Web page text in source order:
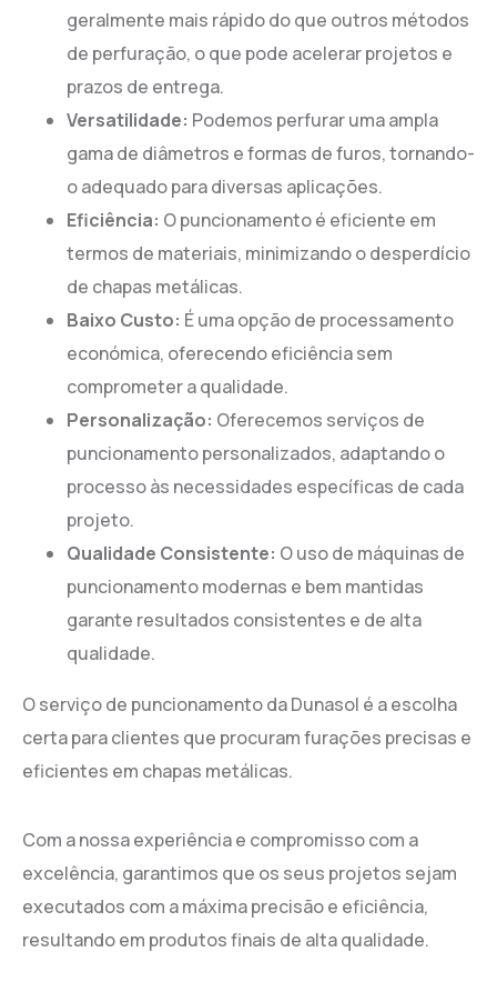
geralmente mais rápido do que outros métodos
de perfuração, o que pode acelerar projetos e
prazos de entrega.
Versatilidade: Podemos perfurar uma ampla
gama de diâmetros e formas de furos, tornando-
o adequado para diversas aplicações.
Eficiência: O puncionamento é eficiente em
termos de materiais, minimizando o desperdício
de chapas metálicas.
Baixo Custo: É uma opção de processamento
económica, oferecendo eficiência sem
comprometer a qualidade.
Personalização: Oferecemos serviços de
puncionamento personalizados, adaptando o
processo às necessidades específicas de cada
projeto.
Qualidade Consistente: O uso de máquinas de
puncionamento modernas e bem mantidas
garante resultados consistentes e de alta
qualidade.
O serviço de puncionamento da Dunasol é a escolha
certa para clientes que procuram furações precisas e
eficientes em chapas metálicas.
Com a nossa experiência e compromisso com a
excelência, garantimos que os seus projetos sejam
executados com a máxima precisão e eficiência,
resultando em produtos finais de alta qualidade.